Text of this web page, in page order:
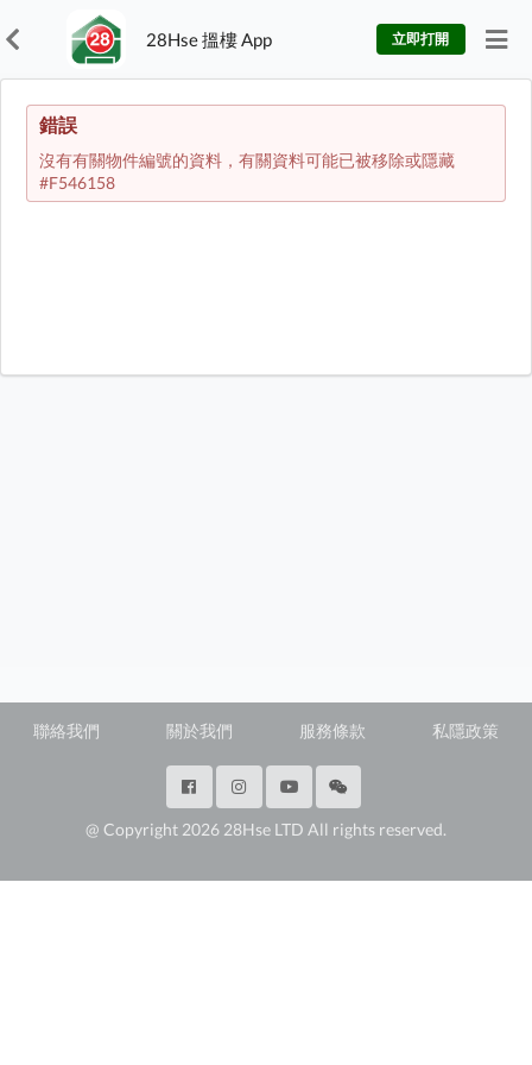
28Hse 搵樓 App 立即打開
錯誤
沒有有關物件編號的資料，有關資料可能已被移除或隱藏
#F546158
聯絡我們 關於我們 服務條款 私隱政策
@ Copyright 2026 28Hse LTD All rights reserved.